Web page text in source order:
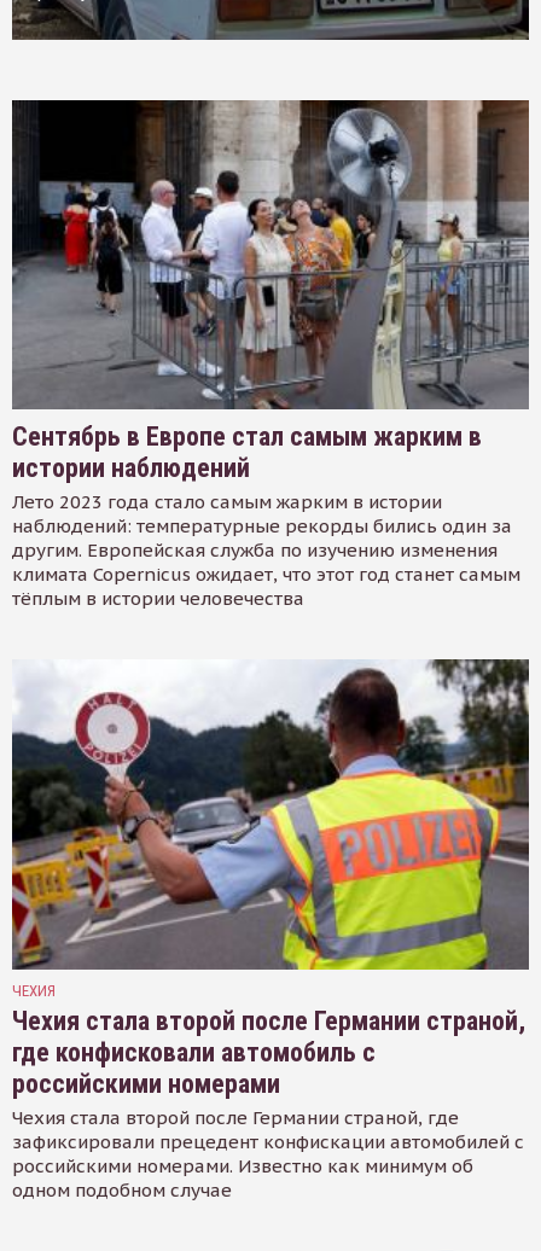
Сентябрь в Европе стал самым жарким в
истории наблюдений
Лето 2023 года стало самым жарким в истории
наблюдений: температурные рекорды бились один за
другим. Европейская служба по изучению изменения
климата Copernicus ожидает, что этот год станет самым
тёплым в истории человечества
ЧЕХИЯ
Чехия стала второй после Германии страной,
где конфисковали автомобиль с
российскими номерами
Чехия стала второй после Германии страной, где
зафиксировали прецедент конфискации автомобилей с
российскими номерами. Известно как минимум об
одном подобном случае